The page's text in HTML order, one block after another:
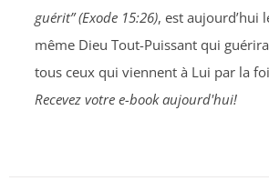
guérit” (Exode 15:26), est aujourd’hui
même Dieu Tout-Puissant qui guérira
tous ceux qui viennent à Lui par la
Recevez votre e-book aujourd'hui!